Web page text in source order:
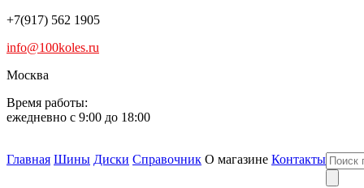
+7(917) 562 1905
info@100koles.ru
Москва
Время работы:
ежедневно с 9:00 до 18:00
Главная Шины Диски Справочник О магазине Контакты